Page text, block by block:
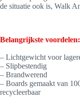
de situatie ook is, Walk
Belangrijkste voordelen:
– Lichtgewicht voor
– Slipbestendig
– Brandwerend
– Boards gemaakt van
recycleerbaar